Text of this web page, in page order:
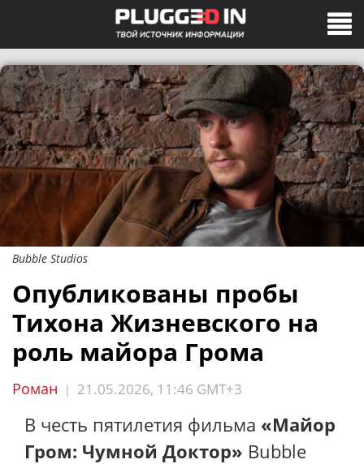
Bubble Studios
Опубликованы пробы
Тихона Жизневского на
роль майора Грома
Роман | 21.05.2026, 11:46 GMT+3
В честь пятилетия фильма «Майор
Гром: Чумной Доктор» Bubble